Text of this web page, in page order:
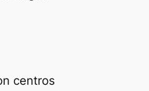
centros